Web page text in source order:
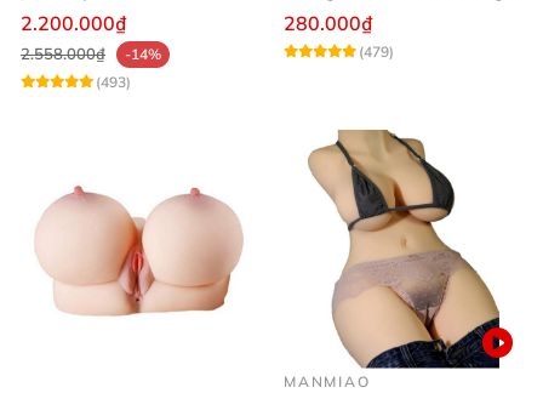
2.200.000₫
2.558.000₫
-14%
(493)
khoái cảm
280.000₫
(479)
MANMIAO